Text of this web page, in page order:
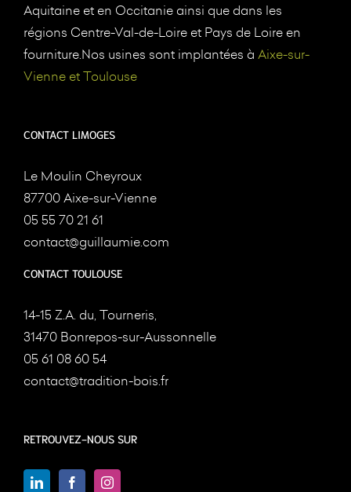
Aquitaine et en Occitanie ainsi que dans les
régions Centre-Val-de-Loire et Pays de Loire en
fourniture.Nos usines sont implantées à Aixe-sur-
Vienne et Toulouse
CONTACT LIMOGES
Le Moulin Cheyroux
87700 Aixe-sur-Vienne
05 55 70 21 61
contact@guillaumie.com
CONTACT TOULOUSE
14-15 Z.A. du, Tourneris,
31470 Bonrepos-sur-Aussonnelle
05 61 08 60 54
contact@tradition-bois.fr
RETROUVEZ-NOUS SUR